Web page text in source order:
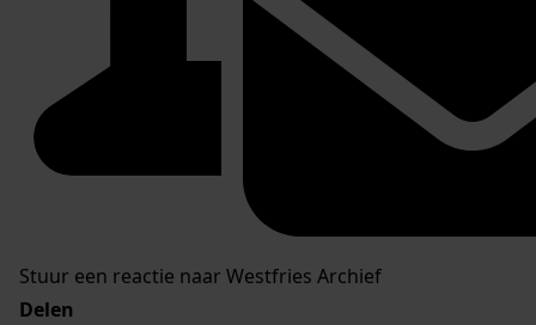
Stuur een reactie naar Westfries Archief
Delen